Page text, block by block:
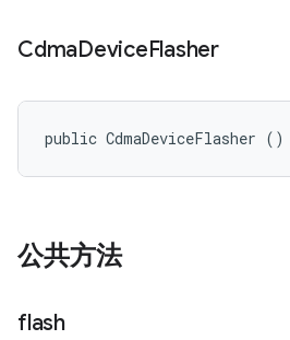
CdmaDeviceFlasher
public CdmaDeviceFlasher ()
公共方法
flash